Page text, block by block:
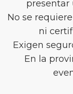
presentar
No se
ni
Exigen
En la